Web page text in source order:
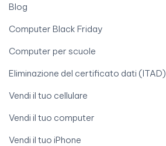
Blog
Computer Black Friday
Computer per scuole
Eliminazione del certificato dati (ITAD)
Vendi il tuo cellulare
Vendi il tuo computer
Vendi il tuo iPhone